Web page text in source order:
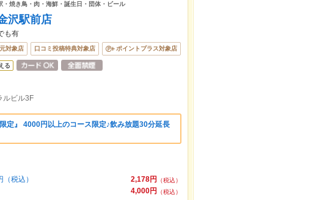
焼き鳥・肉・海鮮・誕生日・団体・ビール
沢駅前店
も有
対象店 口コミ投稿特典対象店 ポイントプラス対象店
る
ビル3F
限定』 4000円以上のコース限定♪飲み放題30分延長
2,178円
（税込）
税込）
4,000円
（税込）